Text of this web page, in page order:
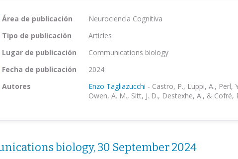
Área de publicación
Neurociencia Cognitiva
Tipo de publicación
Articles
Lugar de publicación
Communications biology
Fecha de publicación
2024
Autores
Enzo Tagliazucchi - Castro, P., Luppi, A., Perl,
Owen, A. M., Sitt, J. D., Destexhe, A., & Cofré,
biology, 30 September 2024